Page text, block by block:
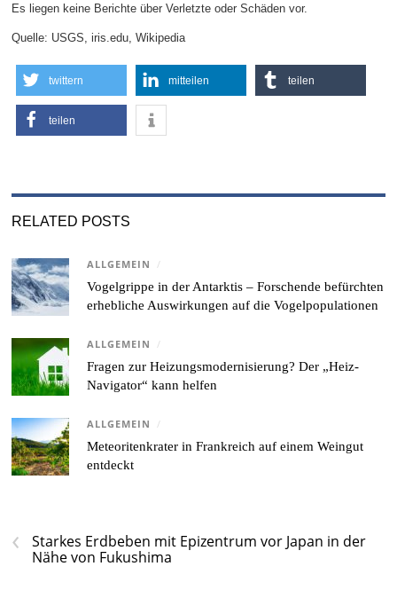
Es liegen keine Berichte über Verletzte oder Schäden vor.
Quelle: USGS, iris.edu, Wikipedia
twittern mitteilen teilen
teilen
RELATED POSTS
ALLGEMEIN /
Vogelgrippe in der Antarktis – Forschende befürchten
erhebliche Auswirkungen auf die Vogelpopulationen
ALLGEMEIN /
Fragen zur Heizungsmodernisierung? Der „Heiz-
Navigator“ kann helfen
ALLGEMEIN /
Meteoritenkrater in Frankreich auf einem Weingut
entdeckt
‹
Starkes Erdbeben mit Epizentrum vor Japan in der
Nähe von Fukushima